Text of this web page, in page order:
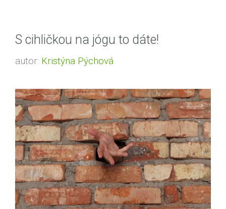
S cihličkou na jógu to dáte!
autor: Kristýna Pýchová